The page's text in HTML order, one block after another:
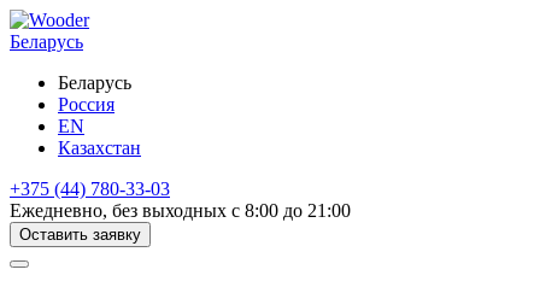
Беларусь
Беларусь
Россия
EN
Казахстан
+375 (44) 780-33-03
Ежедневно, без выходных с 8:00 до 21:00
Оставить заявку